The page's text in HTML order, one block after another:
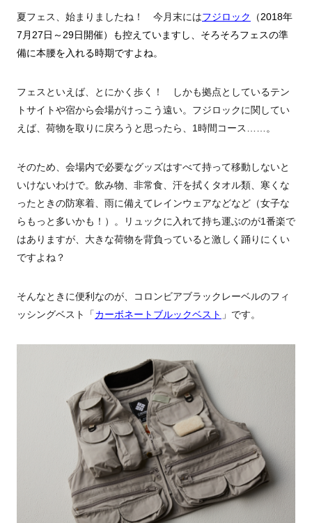
夏フェス、始まりましたね！ 今月末にはフジロック
（2018年
7月27日～29日開催）も控えていますし、そろそろフェスの準
備に本腰を入れる時期ですよね。
フェスといえば、とにかく歩く！ しかも拠点としているテン
トサイトや宿から会場がけっこう遠い。フジロックに関してい
えば、荷物を取りに戻ろうと思ったら、1時間コース……。
そのため、会場内で必要なグッズはすべて持って移動しないと
いけないわけで。飲み物、非常食、汗を拭くタオル類、寒くな
ったときの防寒着、雨に備えてレインウェアなどなど（女子な
らもっと多いかも！）。リュックに入れて持ち運ぶのが1番楽で
はありますが、大きな荷物を背負っていると激しく踊りにくい
ですよね？
そんなときに便利なのが、コロンビアブラックレーベルのフィ
ッシングベスト「カーボネートブルックベスト 」です。